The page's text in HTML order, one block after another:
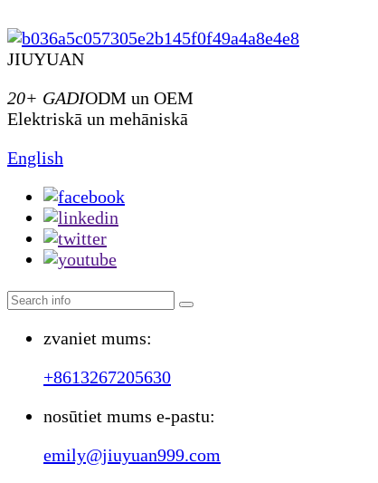
JIUYUAN
20+ GADIODM un OEM
Elektriskā un mehāniskā
English
zvaniet mums:
+8613267205630
nosūtiet mums e-pastu:
emily@jiuyuan999.com